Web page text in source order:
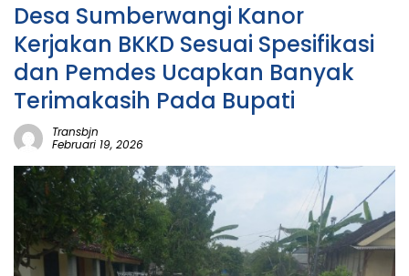
Desa Sumberwangi Kanor
Kerjakan BKKD Sesuai Spesifikasi
dan Pemdes Ucapkan Banyak
Terimakasih Pada Bupati
Transbjn
Februari 19, 2026